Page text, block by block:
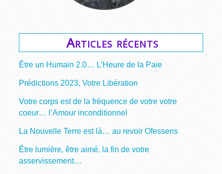
Articles récents
Être un Humain 2.0… L’Heure de la Paie
Prédictions 2023, Votre Libération
Votre corps est de la fréquence de votre votre
coeur… l’Amour inconditionnel
La Nouvelle Terre est là… au revoir Ofessens
Être lumière, être aimé, la fin de votre
asservissement…